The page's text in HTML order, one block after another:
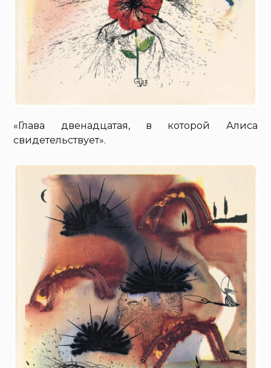
«Глава двенадцатая, в которой Алиса
свидетельствует».